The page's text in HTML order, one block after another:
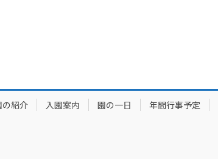
の紹介 入園案内 園の一日 年間行事予定